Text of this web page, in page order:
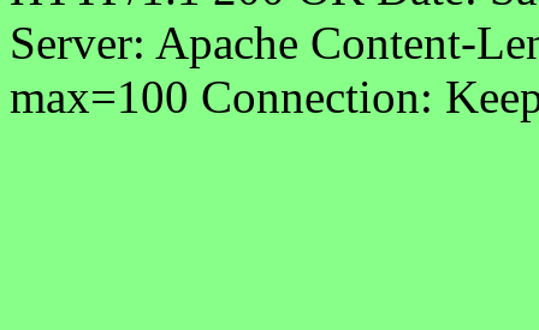
Server: Apache Content-
max=100 Connection: